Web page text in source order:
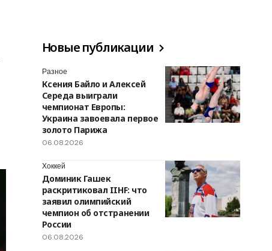
Новые публикации
Разное
Ксения Байло и Алексей
Середа выиграли
чемпионат Европы:
Украина завоевала первое
золото Парижа
06.08.2026
Хоккей
Доминик Гашек
раскритиковал IIHF: что
заявил олимпийский
чемпион об отстранении
России
06.08.2026